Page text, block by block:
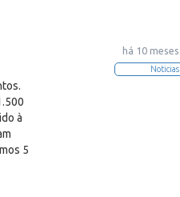
há 10 meses
Noticias
à
5